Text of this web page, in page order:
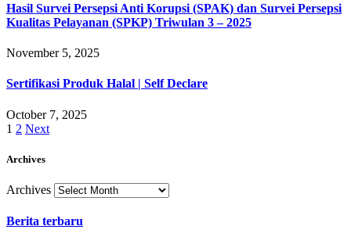
Hasil Survei Persepsi Anti Korupsi (SPAK) dan Survei Persepsi
Kualitas Pelayanan (SPKP) Triwulan 3 – 2025
November 5, 2025
Sertifikasi Produk Halal | Self Declare
October 7, 2025
1 2 Next
Archives
Archives
Berita terbaru